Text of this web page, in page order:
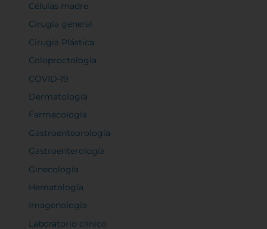
Células madre
Cirugía general
Cirugía Plástica
Coloproctología
COVID-19
Dermatología
Farmacología
Gastroenteorología
Gastroenterología
Ginecología
Hematología
Imagenología
Laboratorio clínico